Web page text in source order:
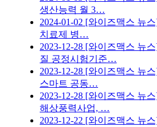
생산능력 월 3…
2024-01-02 [와이즈맥스 뉴
치료제 병…
2023-12-28 [와이즈맥스 뉴
질 공정시험기준…
2023-12-28 [와이즈맥스 뉴
스마트 공동…
2023-12-28 [와이즈맥스 뉴
해상풍력사업, …
2023-12-22 [와이즈맥스 뉴